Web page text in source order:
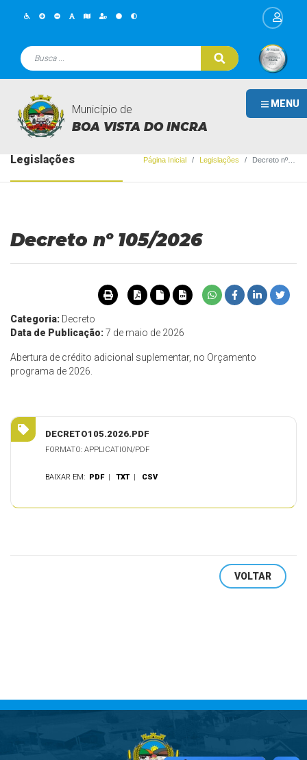
MENU
Município de
BOA VISTA DO INCRA
Legislações Página Inicial Legislações Decreto nº 105/2026
Decreto nº 105/2026
Categoria: Decreto
Data de Publicação:7 de maio de 2026
Abertura de crédito adicional suplementar, no Orçamento
programa de 2026.
DECRETO105.2026.PDF
FORMATO: APPLICATION/PDF
BAIXAR EM: PDF |TXT | CSV
VOLTAR